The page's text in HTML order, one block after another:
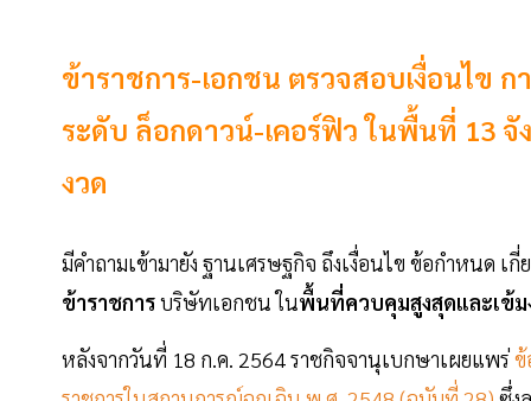
ข้าราชการ-เอกชน ตรวจสอบเงื่อนไข
ระดับ ล็อกดาวน์-เคอร์ฟิว ในพื้นที่ 13
งวด
มีคำถามเข้ามายัง ฐานเศรษฐกิจ ถึงเงื่อนไข ข้อกำหนด เกี่
ข้าราชการบริษัทเอกชน ในพื้นที่ควบคุมสูงสุดและเข้ม
หลังจากวันที่ 18 ก.ค. 2564 ราชกิจจานุเบกษาเผยแพร่ข้